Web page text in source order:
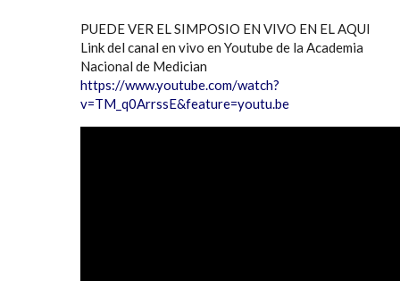
PUEDE VER EL SIMPOSIO EN VIVO EN EL AQUI
Link del canal en vivo en Youtube de la Academia
Nacional de Medician
https://www.youtube.com/watch?
v=TM_q0ArrssE&feature=youtu.be